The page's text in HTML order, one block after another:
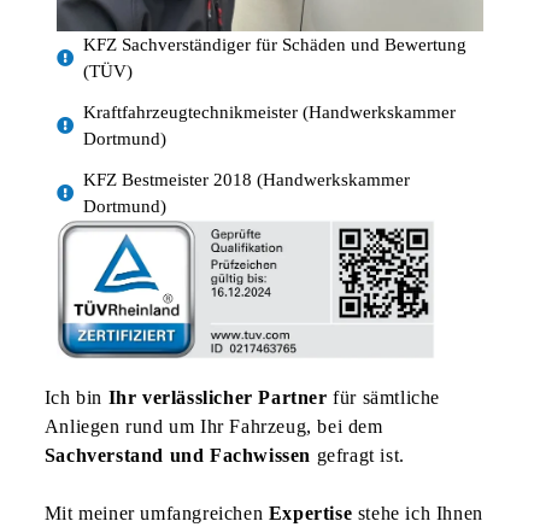
Ich bin Ihr verlässlicher Partner für sämtliche
Anliegen rund um Ihr Fahrzeug, bei dem
Sachverstand und Fachwissen gefragt ist.
Mit meiner umfangreichen Expertise stehe ich Ihnen
KFZ Sachverständiger für Schäden und Bewertung
(TÜV)
Kraftfahrzeugtechnikmeister (Handwerkskammer
Dortmund)
KFZ Bestmeister 2018 (Handwerkskammer
Dortmund)